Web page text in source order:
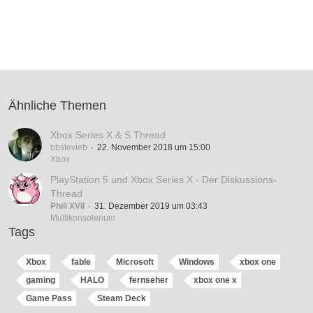
Ähnliche Themen
Xbox Series X & S Thread
bbstevieb
22. November 2018 um 15:00
Xbox
PlayStation 5 und Xbox Series X - Der Diskussions-
Thread
Phill XVII
31. Dezember 2019 um 03:43
Multikonsolerium
Tags
Xbox fable Microsoft Windows
xbox one
gaming
HALO fernseher
xbox one x
Game Pass
Steam Deck